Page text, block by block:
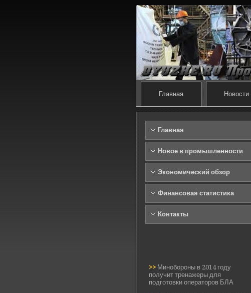
Главная Новости
Главная
Новое в промышленности
Экономический обзор
Финансовая статистика
Контакты
>> Минобороны в 2014 году
получит тренажеры для
подготовки операторов БЛА